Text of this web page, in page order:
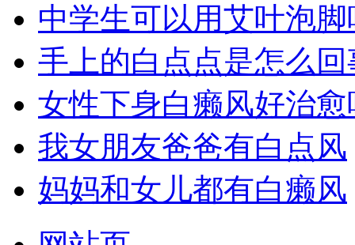
中学生可以用艾叶泡
手上的白点点是怎么
女性下身白癞风好治愈
我女朋友爸爸有白点风
妈妈和女儿都有白癞风